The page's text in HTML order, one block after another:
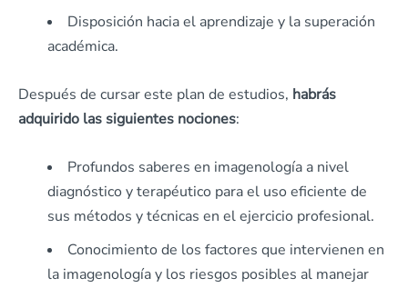
Disposición hacia el aprendizaje y la superación
académica.
Después de cursar este plan de estudios, habrás
adquirido las siguientes nociones:
Profundos saberes en imagenología a nivel
diagnóstico y terapéutico para el uso eficiente de
sus métodos y técnicas en el ejercicio profesional.
Conocimiento de los factores que intervienen en
la imagenología y los riesgos posibles al manejar